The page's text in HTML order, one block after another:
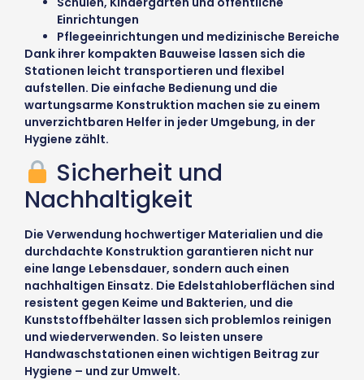
Einrichtungen
Pflegeeinrichtungen und medizinische Bereiche
Dank ihrer kompakten Bauweise lassen sich die
Stationen leicht transportieren und flexibel
aufstellen. Die einfache Bedienung und die
wartungsarme Konstruktion machen sie zu einem
unverzichtbaren Helfer in jeder Umgebung, in der
Hygiene zählt.
Sicherheit und
Nachhaltigkeit
Die Verwendung hochwertiger Materialien und die
durchdachte Konstruktion garantieren nicht nur
eine lange Lebensdauer, sondern auch einen
nachhaltigen Einsatz. Die Edelstahloberflächen sind
resistent gegen Keime und Bakterien, und die
Kunststoffbehälter lassen sich problemlos reinigen
und wiederverwenden. So leisten unsere
Handwaschstationen einen wichtigen Beitrag zur
Hygiene – und zur Umwelt.